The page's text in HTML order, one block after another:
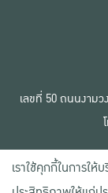
เลขที่ 50 ถนนงาม
เราใช้คุกกี้ในการใ